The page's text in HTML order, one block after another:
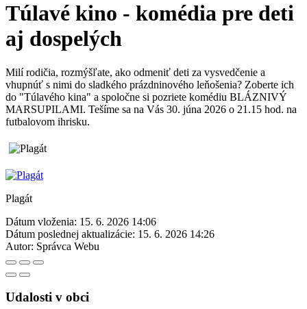
Túlavé kino - komédia pre deti
aj dospelých
Milí rodičia, rozmýšľate, ako odmeniť deti za vysvedčenie a
vhupnúť s nimi do sladkého prázdninového leňošenia? Zoberte ich
do "Túlavého kina" a spoločne si pozriete komédiu BLÁZNIVÝ
MARSUPILAMI. Tešíme sa na Vás 30. júna 2026 o 21.15 hod. na
futbalovom ihrisku.
Plagát
Dátum vloženia: 15. 6. 2026 14:06
Dátum poslednej aktualizácie: 15. 6. 2026 14:26
Autor: Správca Webu
Udalosti v obci